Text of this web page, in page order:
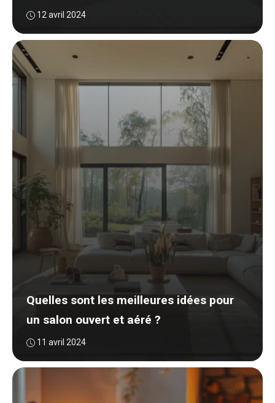
12 avril 2024
Quelles sont les meilleures idées pour
un salon ouvert et aéré ?
11 avril 2024